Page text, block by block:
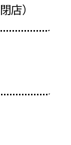
店）